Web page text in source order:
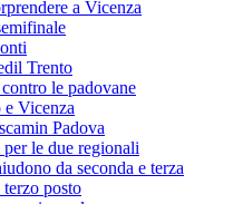
a Vicenza
Trento
le padovane
Vicenza
Padova
le due regionali
da seconda e terza
posto